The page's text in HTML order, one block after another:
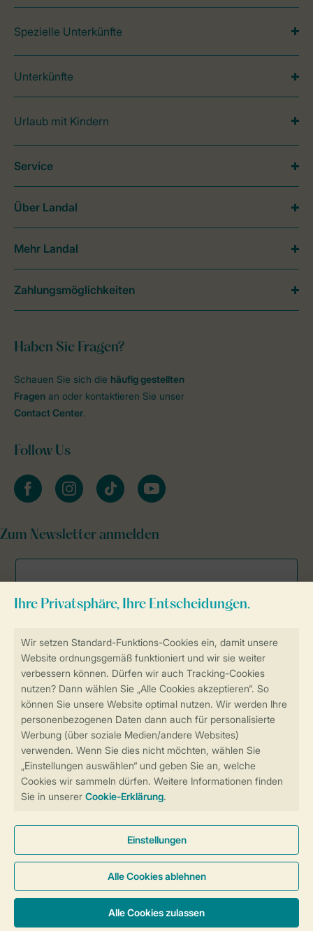
Sicherstellung Deiner Privatsphäre
Weitere Informationen und Einstellungen
Sicher und schnell zur Online-Buchung
Sichere Datenübertragung
Sicheres Bezahlen
Spezielle Unterkünfte
Unterkünfte
Urlaub mit Kindern
Haben Sie Fragen?
Schauen Sie sich die häufig gestellten
Fragen an oder kontaktieren Sie unser
Contact Center.
Follow Us
facebookinstagramtiktok youtube
Zum Newsletter anmelden
Service
Über Landal
Mehr Landal
Zahlungsmöglichkeiten
Allgemeine Bedingungen Impressum
Cookies und Banner
Barrierefreiheit